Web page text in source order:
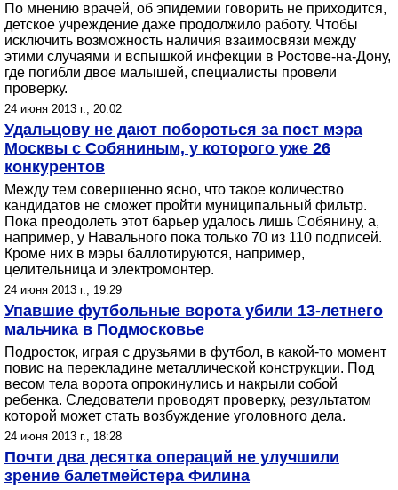
По мнению врачей, об эпидемии говорить не приходится,
детское учреждение даже продолжило работу. Чтобы
исключить возможность наличия взаимосвязи между
этими случаями и вспышкой инфекции в Ростове-на-Дону,
где погибли двое малышей, специалисты провели
проверку.
24 июня 2013 г., 20:02
Удальцову не дают побороться за пост мэра
Москвы с Собяниным, у которого уже 26
конкурентов
Между тем совершенно ясно, что такое количество
кандидатов не сможет пройти муниципальный фильтр.
Пока преодолеть этот барьер удалось лишь Собянину, а,
например, у Навального пока только 70 из 110 подписей.
Кроме них в мэры баллотируются, например,
целительница и электромонтер.
24 июня 2013 г., 19:29
Упавшие футбольные ворота убили 13-летнего
мальчика в Подмосковье
Подросток, играя с друзьями в футбол, в какой-то момент
повис на перекладине металлической конструкции. Под
весом тела ворота опрокинулись и накрыли собой
ребенка. Следователи проводят проверку, результатом
которой может стать возбуждение уголовного дела.
24 июня 2013 г., 18:28
Почти два десятка операций не улучшили
зрение балетмейстера Филина